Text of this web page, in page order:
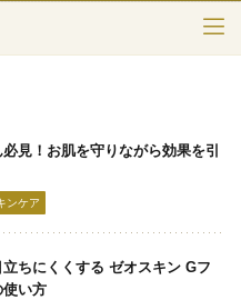
見！お肌を守りながら効果を引
ンケア
ちにくくする ゼオスキン Gフ
使い方